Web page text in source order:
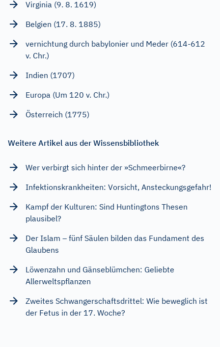
Virginia (9. 8. 1619)
Belgien (17. 8. 1885)
vernichtung durch babylonier und Meder (614-612
v. Chr.)
Indien (1707)
Europa (Um 120 v. Chr.)
Österreich (1775)
Weitere Artikel aus der Wissensbibliothek
Wer verbirgt sich hinter der »Schmeerbirne«?
Infektionskrankheiten: Vorsicht, Ansteckungsgefahr!
Kampf der Kulturen: Sind Huntingtons Thesen
plausibel?
Der Islam – fünf Säulen bilden das Fundament des
Glaubens
Löwenzahn und Gänseblümchen: Geliebte
Allerweltspflanzen
Zweites Schwangerschaftsdrittel: Wie beweglich ist
der Fetus in der 17. Woche?